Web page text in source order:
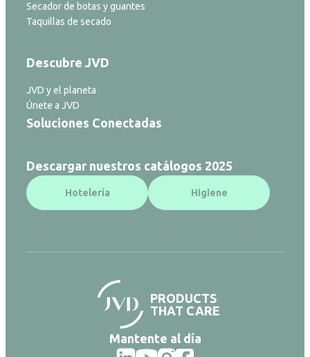
Secador de botas y guantes
Taquillas de secado
Descubre JVD
JVD y el planeta
Únete a JVD
Soluciones Conectadas
Descargar nuestros catálogos 2025
Hotelería Higiene
PRODUCTS
THAT CARE
Mantente al día